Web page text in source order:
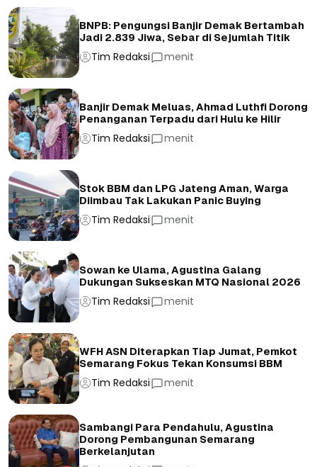
BNPB: Pengungsi Banjir Demak Bertambah
Jadi 2.839 Jiwa, Sebar di Sejumlah Titik
Tim Redaksi menit
Banjir Demak Meluas, Ahmad Luthfi Dorong
Penanganan Terpadu dari Hulu ke Hilir
Tim Redaksi menit
Stok BBM dan LPG Jateng Aman, Warga
Diimbau Tak Lakukan Panic Buying
Tim Redaksi menit
Sowan ke Ulama, Agustina Galang
Dukungan Sukseskan MTQ Nasional 2026
Tim Redaksi menit
WFH ASN Diterapkan Tiap Jumat, Pemkot
Semarang Fokus Tekan Konsumsi BBM
Tim Redaksi menit
Sambangi Para Pendahulu, Agustina
Dorong Pembangunan Semarang
Berkelanjutan